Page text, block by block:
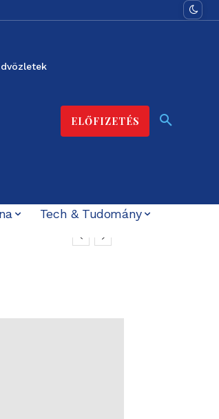
ELŐFIZETÉS
Tech & Tudomány